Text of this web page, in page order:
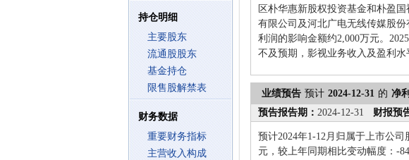
持仓明细
主要股东
流通股股东
基金持仓
限售股解禁表
财务数据
重要财务指标
主营收入构成
区朴华惠新股权投资基金和朴盈
有限公司及河北广电无线传媒股
利润的影响金额约2,000万元。
不及预期，影视业务收入及盈利水
业绩预告 预计 2024-12-31 的 净
预告报告期： 2024-12-31 财报预
预计2024年1-12月归属于上市公
元，较上年同期相比变动幅度：-